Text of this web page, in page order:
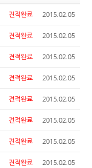
견적완료 2015.02.05
견적완료 2015.02.05
견적완료 2015.02.05
견적완료 2015.02.05
견적완료 2015.02.05
견적완료 2015.02.05
견적완료 2015.02.05
견적완료 2015.02.05